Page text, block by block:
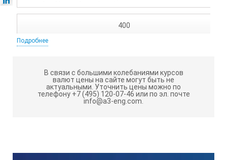
400
±5
Подробнее
В связи с большими колебаниями курсов
валют цены на сайте могут быть не
актуальными. Уточнить цены можно по
телефону +7 (495) 120-07-46 или по эл. почте
info@a3-eng.com.